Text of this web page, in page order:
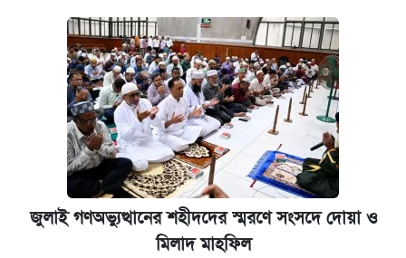
জুলাই গণঅভ্যুত্থানের শহীদদের স্মরণে সংসদে দোয়া ও
মিলাদ মাহফিল